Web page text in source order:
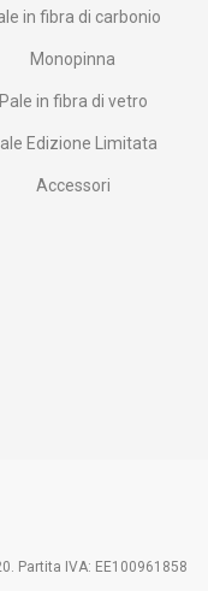
in fibra di carbonio
Monopinna
Pale in fibra di vetro
Edizione Limitata
Accessori
Partita IVA: EE100961858